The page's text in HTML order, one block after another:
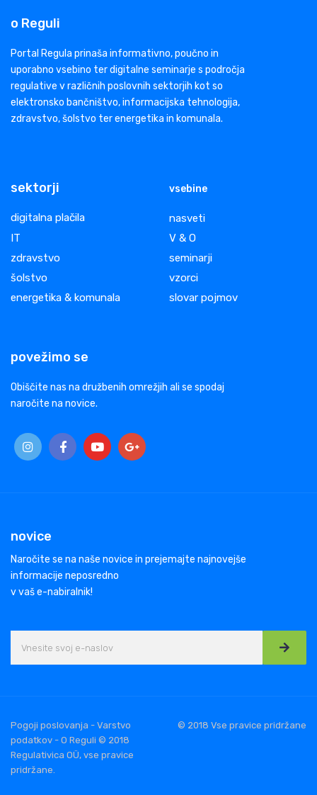
o Reguli
Portal Regula prinaša informativno, poučno in
uporabno vsebino ter digitalne seminarje s področja
regulative v različnih poslovnih sektorjih kot so
elektronsko bančništvo, informacijska tehnologija,
zdravstvo, šolstvo ter energetika in komunala.
sektorji
digitalna plačila
IT
zdravstvo
šolstvo
energetika & komunala
vsebine
nasveti
V & O
seminarji
vzorci
slovar pojmov
povežimo se
Obiščite nas na družbenih omrežjih ali se spodaj
naročite na novice.
novice
Naročite se na naše novice in prejemajte najnovejše
informacije neposredno
v vaš e-nabiralnik!
Pogoji poslovanja - Varstvo
podatkov - O Reguli © 2018
Regulativica OÜ, vse pravice
pridržane.
© 2018 Vse pravice pridržane